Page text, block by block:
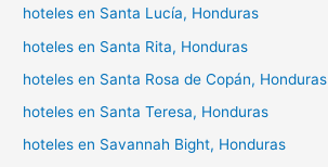
hoteles en Santa Lucía, Honduras
hoteles en Santa Rita, Honduras
hoteles en Santa Rosa de Copán, Honduras
hoteles en Santa Teresa, Honduras
hoteles en Savannah Bight, Honduras